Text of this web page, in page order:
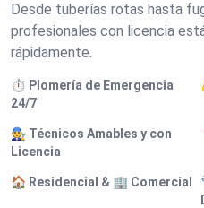
Desde tuberías rotas hasta
profesionales con licencia
rápidamente.
⏱️ Plomería de Emergencia
24/7
🧑‍🔧 Técnicos Amables y con
Licencia
🏠 Residencial & 🏢 Comercial